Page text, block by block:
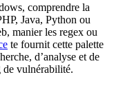
comprendre la
Java, Python ou
manier les regex ou
te fournit cette palette
d’analyse et de
de vulnérabilité.